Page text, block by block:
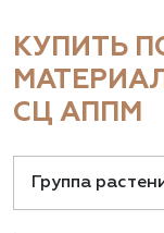
КУПИТЬ
СЦ АППМ